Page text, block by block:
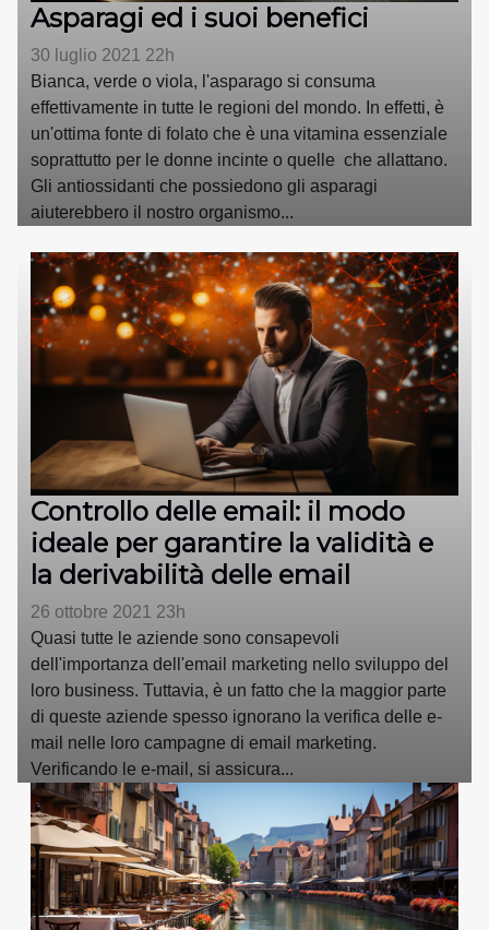
Asparagi ed i suoi benefici
30 luglio 2021 22h
Bianca, verde o viola, l'asparago si consuma
effettivamente in tutte le regioni del mondo. In effetti, è
un'ottima fonte di folato che è una vitamina essenziale
soprattutto per le donne incinte o quelle che allattano.
Gli antiossidanti che possiedono gli asparagi
aiuterebbero il nostro organismo...
Controllo delle email: il modo
ideale per garantire la validità e
la derivabilità delle email
26 ottobre 2021 23h
Quasi tutte le aziende sono consapevoli
dell'importanza dell'email marketing nello sviluppo del
loro business. Tuttavia, è un fatto che la maggior parte
di queste aziende spesso ignorano la verifica delle e-
mail nelle loro campagne di email marketing.
Verificando le e-mail, si assicura...